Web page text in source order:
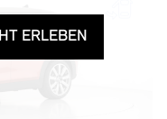
ERLEBEN